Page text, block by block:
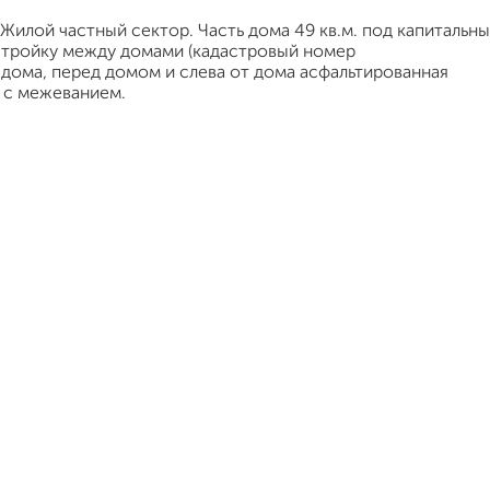
частный сектор. Часть дома 49 кв.м. под
между домами (кадастровый номер
перед домом и слева от дома асфальтированная
с межеванием.